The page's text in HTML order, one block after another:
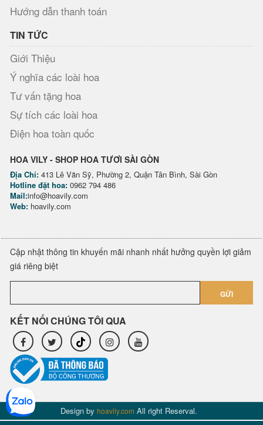
Hướng dẫn thanh toán
TIN TỨC
Giới Thiệu
Ý nghĩa các loài hoa
Tư vấn tặng hoa
Sự tích các loài hoa
Điện hoa toàn quốc
HOA VILY - SHOP HOA TƯƠI SÀI GÒN
Địa Chỉ: 413 Lê Văn Sỹ, Phường 2, Quận Tân Bình, Sài Gòn
Hotline đặt hoa: 0962 794 486
Mail:info@hoavily.com
Web: hoavily.com
Cập nhật thông tin khuyến mãi nhanh nhất hưởng quyền lợi giảm
giá riêng biệt
GỬI
KẾT NỐI CHÚNG TÔI QUA
Design by hoavily.com All right Reserval.